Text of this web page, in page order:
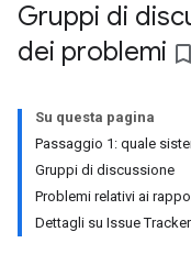
Gruppi di
dei problemi bookmark_border
Su questa pagina
Passaggio 1: quale
Gruppi di discussione
Problemi relativi ai
Dettagli su Issue Tracker